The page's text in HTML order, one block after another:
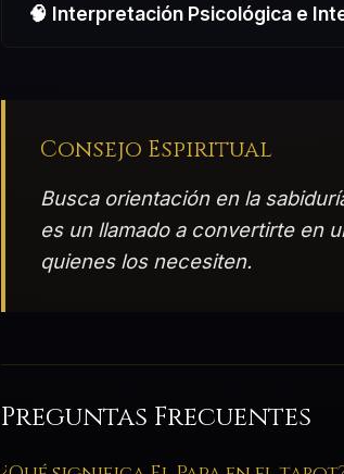
🧠 Interpretación Psicológica e
Consejo Espiritual
Busca orientación en la
es un llamado a convertirte en
quienes los necesiten.
Preguntas Frecuentes